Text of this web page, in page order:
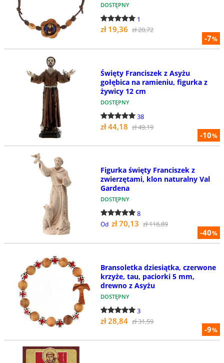
-7%
DOSTĘPNY
1
zł 19,36 zł 20,72
-10%
Święty Franciszek z Asyżu
gołębica na ramieniu, figurka z
żywicy 12 cm
DOSTĘPNY
38
zł 44,18 zł 49,19
-40%
Figurka święty Franciszek z
zwierzętami, klon naturalny Val
Gardena
DOSTĘPNY
8
Od zł 70,13 zł 116,89
-9%
Bransoletka dziesiątka, czerwone
krzyże, tau, paciorki 5 mm,
drewno z Asyżu
DOSTĘPNY
3
zł 28,84 zł 31,59